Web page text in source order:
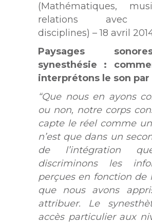
(Mathématiques,
relations avec
disciplines) – 18 avril
Paysages
synesthésie :
interprétons le son par
“Que nous en ayons
ou non, notre corps
capte le réel comme
n’est que dans un
de l’intégration
discriminons les
perçues en fonction de
que nous avons
attribuer. Le
accès particulier aux